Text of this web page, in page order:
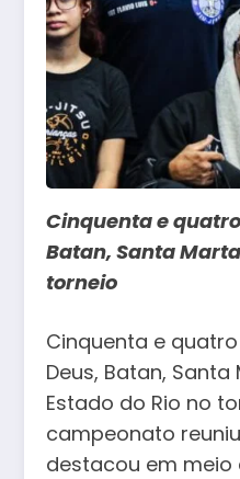
Cinquenta e
Batan, Santa
torneio
Cinquenta e
Deus, Batan,
Estado do Rio no
campeonato
destacou em